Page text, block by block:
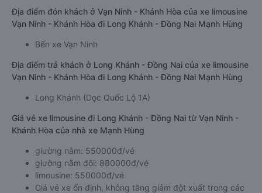
Địa điểm đón khách ở Vạn Ninh - Khánh Hòa của xe limousine
Vạn Ninh - Khánh Hòa đi Long Khánh - Đồng Nai Mạnh Hùng
Bến xe Vạn Ninh
Địa điểm trả khách ở Long Khánh - Đồng Nai của xe limousine
Vạn Ninh - Khánh Hòa đi Long Khánh - Đồng Nai Mạnh Hùng
Long Khánh (Dọc Quốc Lộ 1A)
Giá vé xe limousine đi Long Khánh - Đồng Nai từ Vạn Ninh -
Khánh Hòa của nhà xe Mạnh Hùng
giường nằm: 550000đ/vé
giường nằm đôi: 880000đ/vé
limousine: 550000đ/vé
Giá vé xe ổn định, không tăng giảm đột xuất trong các